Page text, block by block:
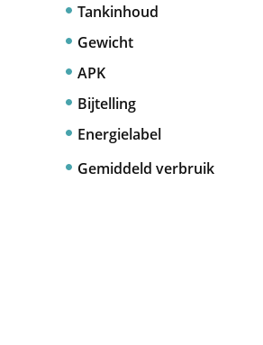
Tankinhoud
Gewicht
APK
Bijtelling
Energielabel
Gemiddeld verbruik